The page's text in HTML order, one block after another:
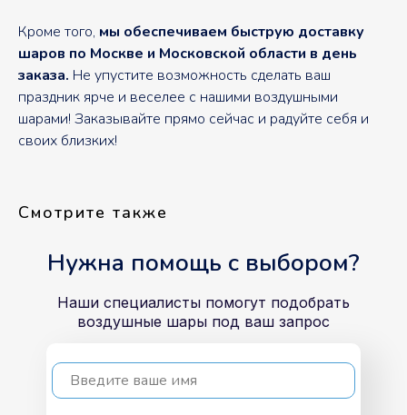
Кроме того, мы обеспечиваем быструю доставку
шаров по Москве и Московской области в день
заказа. Не упустите возможность сделать ваш
праздник ярче и веселее с нашими воздушными
шарами! Заказывайте прямо сейчас и радуйте себя и
своих близких!
Смотрите также
Наши специалисты помогут подобрать
воздушные шары под ваш запрос
Введите ваше имя
Нужна помощь с выбором?